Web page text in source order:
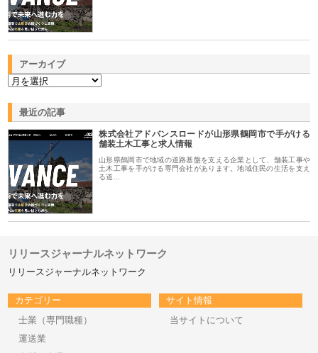
アーカイブ
最近の記事
株式会社アドバンスロードが山形県鶴岡市で手がける
舗装土木工事と求人情報
山形県鶴岡市で地域の道路基盤を支える企業として、舗装工事や
土木工事を手がける専門会社があります。地域住民の生活を支え
る道…
リリースジャーナルネットワーク
リリースジャーナルネットワーク
カテゴリー
士業（専門職種）
運送業
サイト情報
当サイトについて